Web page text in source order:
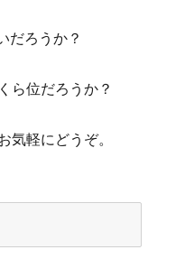
ろうか？
ら位だろうか？
気軽にどうぞ。